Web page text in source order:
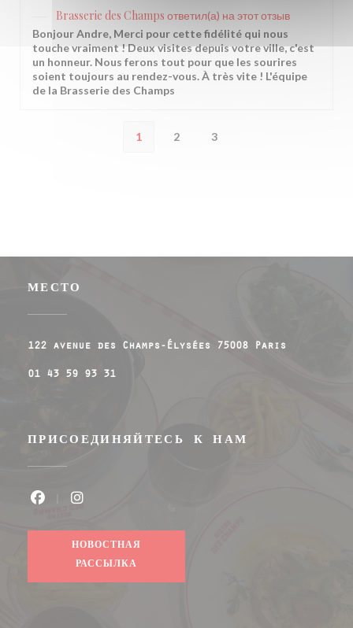
Brasserie des Champs ответил(а) на этот отзыв
Bonjour Andre, Merci pour cette fidélité qui nous
touche vraiment ! Deux visites depuis votre ville, c'est
un honneur. Nous ferons tout pour que les sourires
soient toujours au rendez-vous. À très vite ! L'équipe
de la Brasserie des Champs
1 2 3
МЕСТО
122 avenue des Champs-Élysées 75008 Paris
01 43 59 93 31
ПРИСОЕДИНЯЙТЕСЬ К НАМ
НОВОСТНАЯ
РАССЫЛКА